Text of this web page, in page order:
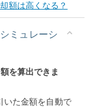
額は高くなる？
ミュレーシ
を算出できま
いた金額を自動で